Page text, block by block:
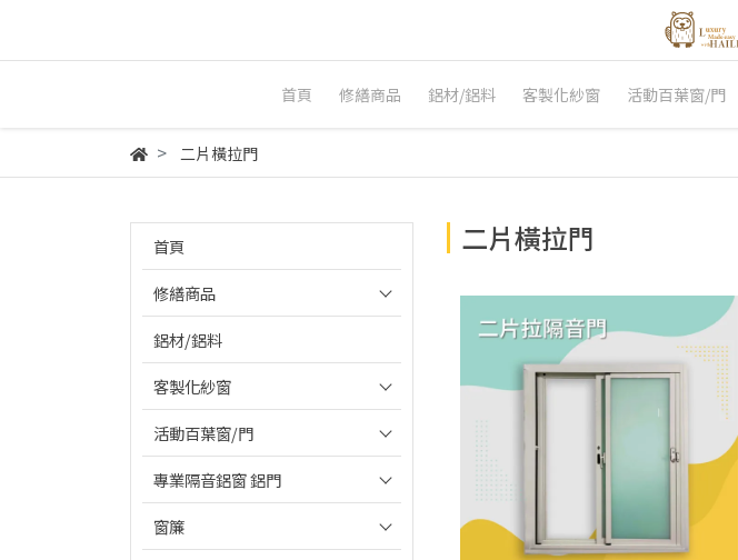
首頁 修繕商品 鋁材/鋁料 客製化紗窗 活動百葉窗/門
二片橫拉門
首頁
修繕商品
鋁材/鋁料
客製化紗窗
活動百葉窗/門
專業隔音鋁窗 鋁門
窗簾
二片橫拉門